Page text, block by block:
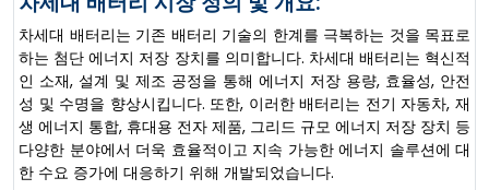
차세대 배터리는 기존 배터리 기술의 한계를 극복하는 것을 목표로
하는 첨단 에너지 저장 장치를 의미합니다. 차세대 배터리는 혁신적
인 소재, 설계 및 제조 공정을 통해 에너지 저장 용량, 효율성, 안전
성 및 수명을 향상시킵니다. 또한, 이러한 배터리는 전기 자동차, 재
생 에너지 통합, 휴대용 전자 제품, 그리드 규모 에너지 저장 장치 등
다양한 분야에서 더욱 효율적이고 지속 가능한 에너지 솔루션에 대
한 수요 증가에 대응하기 위해 개발되었습니다.